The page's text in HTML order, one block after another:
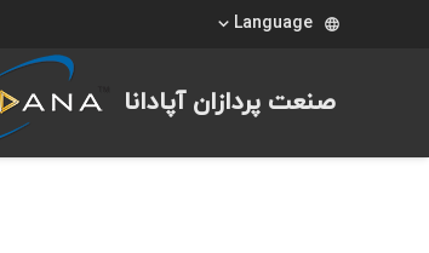
language
Language
صنعت پردازان آپادانا